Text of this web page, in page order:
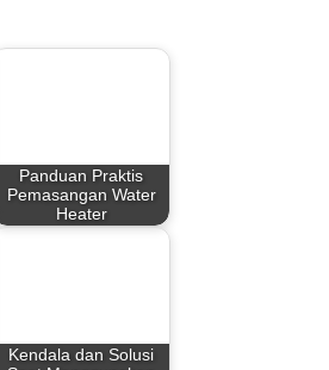
A
p
Panduan Praktis
Pemasangan Water
Heater
Kendala dan Solusi